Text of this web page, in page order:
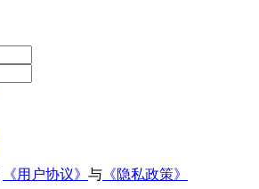
《用户协议》 与 《隐私政策》